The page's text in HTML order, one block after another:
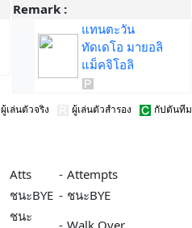
Remark :
แทนตะวัน
ทัดเดโอ มายอลิ
แม็คจิโอลิ
ผู้เล่นตัวจริง ผู้เล่นตัวสำรอง กัปตันทีม
Atts - Attempts
ชนะBYE - ชนะBYE
ชนะ
- Walk Over